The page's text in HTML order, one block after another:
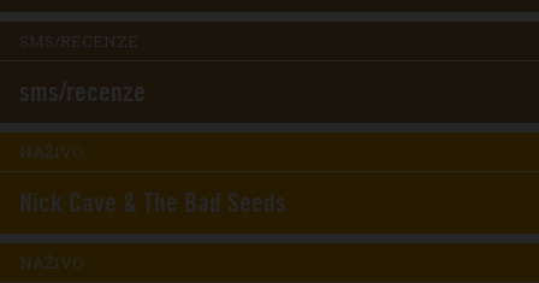
SMS/RECENZE
sms/recenze
NAŽIVO
Nick Cave & The Bad Seeds
NAŽIVO